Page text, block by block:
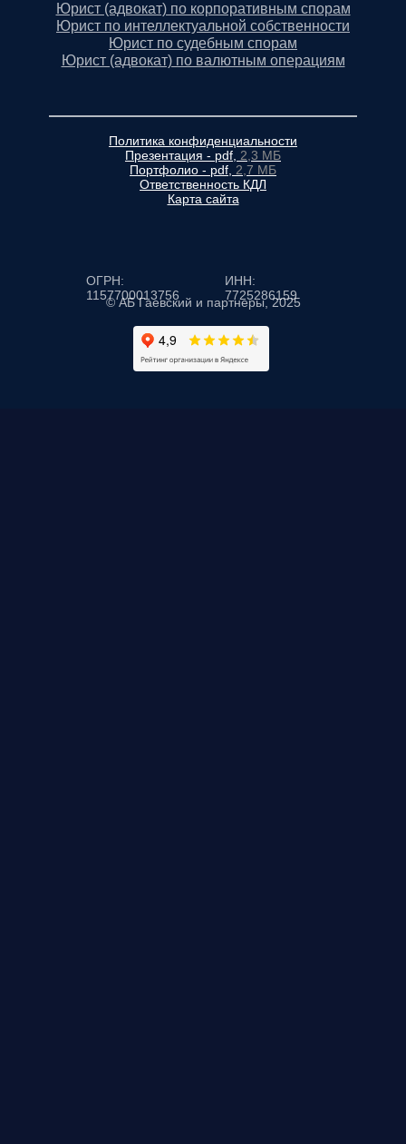
Юрист (адвокат) по корпоративным спорам
Юрист по интеллектуальной собственности
Юрист по судебным спорам
Юрист (адвокат) по валютным операциям
© АБ Гаевский и партнеры, 2025
ИНН:
7725286159
Политика конфиденциальности
Презентация - pdf, 2,3 МБ
Портфолио - pdf, 2,7 МБ
Ответственность КДЛ
Карта сайта
ОГРН:
1157700013756